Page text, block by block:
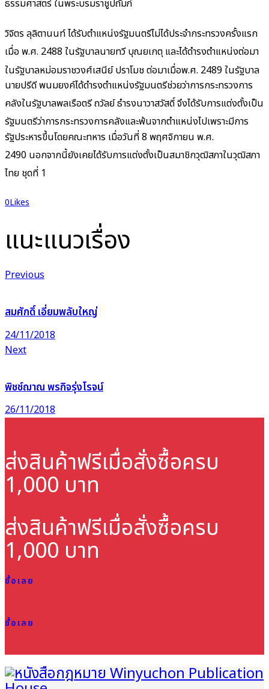
ธรรมศาสตร์ ในพระบรมราชูปถัมภ์
วิจิตร ลุลิตานนท์ ได้รับตำแหน่งรัฐมนตรีไม่ได้ประจำกระทรวงครั้งแรก
เมื่อ พ.ศ. 2488 ในรัฐบาลนายทวี บุณยเกตุ และได้ดำรงตำแหน่งต่อมา
ในรัฐบาลหม่อมราชวงศ์เสนีย์ ปราโมชต่อมาเมื่อพ.ศ. 2489 ในรัฐบาล
นายปรีดี พนมยงค์ได้ดำรงตำแหน่งรัฐมนตรีช่วยว่าการกระทรวงการ
คลังในรัฐบาลพลเรือตรี ถวัลย์ ธำรงนาวาสวัสดิ์ จึงได้รับการแต่งตั้งเป็น
รัฐมนตรีว่าการกระทรวงการคลังและพ้นจากตำแหน่งไปเพราะมีการ
รัฐประหารขึ้นโดยคณะทหาร เมื่อวันที่ 8 พฤศจิกายน พ.ศ.
2490 นอกจากนี้ยังเคยได้รับการแต่งตั้งเป็นสมาชิกวุฒิสภาในวุฒิสภา
ไทย ชุดที่ 1
0Likes
แนะแนวเรื่อง
Previous
สมศักดิ์ เอี่ยมพลับใหญ่
24/11/2018
Next
พิชช์ฌาณ พรกิจรุ่งโรจน์
26/11/2018
ส่งสินค้าฟรีเมื่อสั่งซื้อครบ
1,000 บาท
ส่งสินค้าฟรีเมื่อสั่งซื้อครบ
1,000 บาท
ซื้อเลย
ซื้อเลย